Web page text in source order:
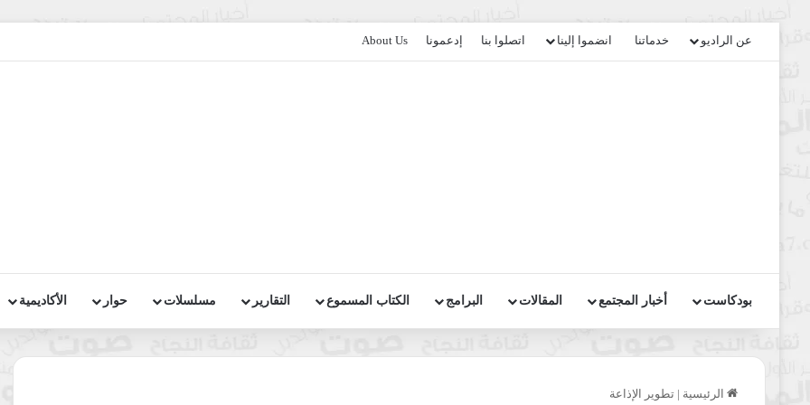
عن الراديو خدماتنا انضموا إلينا اتصلوا بنا إدعمونا About Us
بودكاست أخبار المجتمع المقالات البرامج الكتاب المسموع التقارير مسلسلات حوار الأكاديمية
الرئيسية | تطوير الإذاعة